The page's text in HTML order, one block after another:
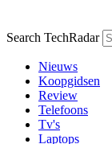
Search TechRadar
Nieuws
Koopgidsen
Review
Telefoons
Tv's
Laptops